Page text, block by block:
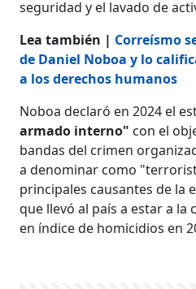
seguridad y el lavado de
Lea también | Correísmo
de Daniel Noboa y lo
a los derechos humanos
Noboa declaró en 2024 el
armado interno" con el
bandas del crimen
a denominar como
principales causantes de la
que llevó al país a estar a la
en índice de homicidios en